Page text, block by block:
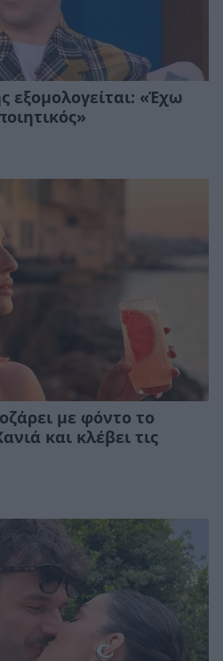
εξομολογείται: «Έχω
με φόντο το
και κλέβει τις